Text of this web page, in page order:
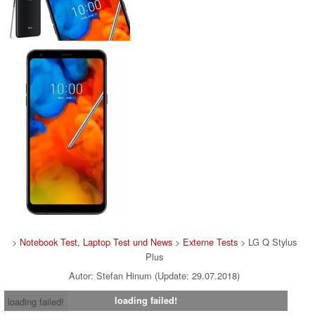
> Notebook Test, Laptop Test und News> Externe Tests> LG Q Stylus
Plus
Autor: Stefan Hinum (Update: 29.07.2018)
loading failed!
loading failed!